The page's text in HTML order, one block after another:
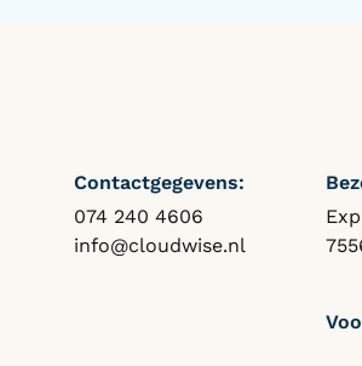
Contactgegevens:
074 240 4606
info@cloudwise.nl